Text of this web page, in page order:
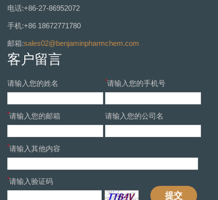
电话:+86-27-86952072
手机:+86 18672771780
邮箱:sales02@benjaminpharmchem.com
客户留言
请输入您的姓名 *请输入您的手机号
*请输入您的邮箱 请输入您的公司名
*请输入其他内容
*请输入验证码
提交